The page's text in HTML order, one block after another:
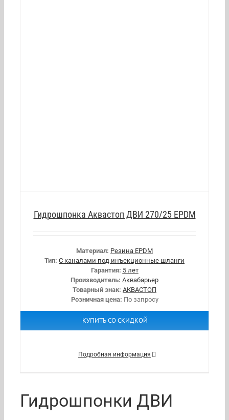
Гидрошпонка Аквастоп ДВИ 270/25 EPDM
Материал: Резина EPDM
Тип: С каналами под инъекционные шланги
Гарантия: 5 лет
Производитель: Аквабарьер
Товарный знак: АКВАСТОП
Розничная цена: По запросу
КУПИТЬ СО СКИДКОЙ
Подробная информация
Гидрошпонки ДВИ